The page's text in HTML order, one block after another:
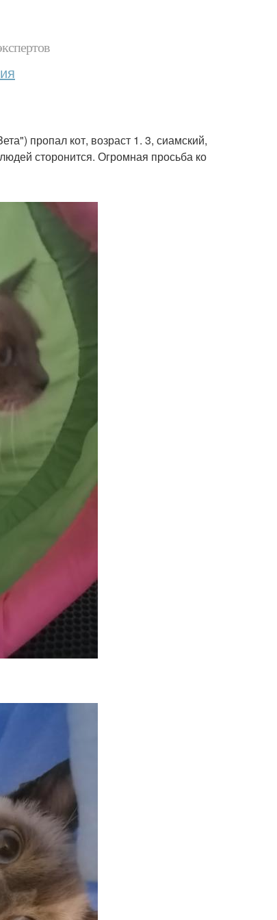
пропал кот, возраст 1. 3, сиамский,
сторонится. Огромная просьба ко